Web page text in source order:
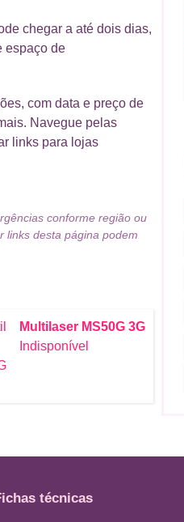
chegar a até dois dias,
espaço de
com data e preço de
Navegue pelas
links para lojas
conforme região ou
links desta página podem
Multilaser MS50G 3G
Indisponível
técnicas